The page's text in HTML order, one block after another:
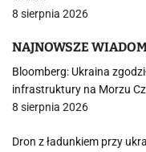
8 sierpnia 2026
NAJNOWSZE
Bloomberg: Ukraina
infrastruktury na Morzu
8 sierpnia 2026
Dron z ładunkiem przy